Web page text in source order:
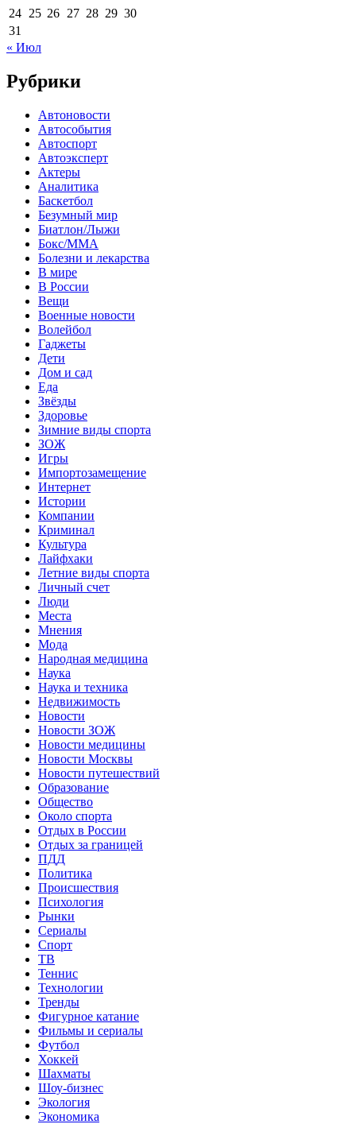
24 25 26 27 28 29 30
31
« Июл
Рубрики
Автоновости
Автособытия
Автоспорт
Автоэксперт
Актеры
Аналитика
Баскетбол
Безумный мир
Биатлон/Лыжи
Бокс/MMA
Болезни и лекарства
В мире
В России
Вещи
Военные новости
Волейбол
Гаджеты
Дети
Дом и сад
Еда
Звёзды
Здоровье
Зимние виды спорта
ЗОЖ
Игры
Импортозамещение
Интернет
Истории
Компании
Криминал
Культура
Лайфхаки
Летние виды спорта
Личный счет
Люди
Места
Мнения
Мода
Народная медицина
Наука
Наука и техника
Недвижимость
Новости
Новости ЗОЖ
Новости медицины
Новости Москвы
Новости путешествий
Образование
Общество
Около спорта
Отдых в России
Отдых за границей
ПДД
Политика
Происшествия
Психология
Рынки
Сериалы
Спорт
ТВ
Теннис
Технологии
Тренды
Фигурное катание
Фильмы и сериалы
Футбол
Хоккей
Шахматы
Шоу-бизнес
Экология
Экономика